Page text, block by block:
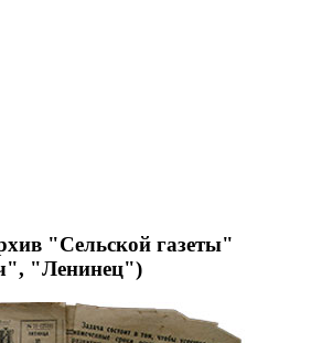
"Сельской газеты"
"Ленинец")